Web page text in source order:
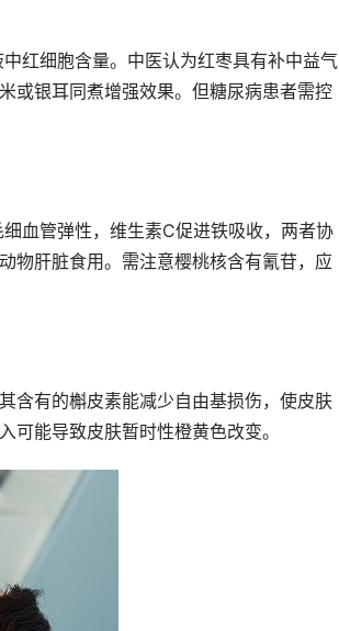
红细胞含量。中医认为红枣具有补中益气
或银耳同煮增强效果。但糖尿病患者需控
血管弹性，维生素C促进铁吸收，两者协
物肝脏食用。需注意樱桃核含有氰苷，应
含有的槲皮素能减少自由基损伤，使皮肤
能导致皮肤暂时性橙黄色改变。